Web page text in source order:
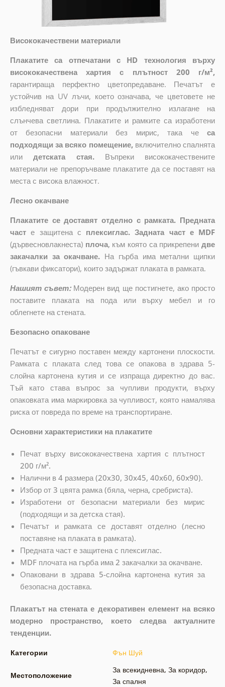
Висококачествени материали
Плакатите са отпечатани с HD технология върху
висококачествена хартия с плътност 200 г/м²,
гарантираща перфектно цветопредаване. Печатът е
устойчив на UV лъчи, което означава, че цветовете не
избледняват дори при продължително излагане на
слънчева светлина. Плакатите и рамките са изработени
от безопасни материали без мирис, така че
са
подходящи за всяко помещение, включително спалнята
или
детската стая.
Въпреки висококачествените
материали не препоръчваме плакатите да се поставят на
места с висока влажност.
Лесно окачване
Плакатите се доставят отделно с рамката. Предната
част е защитена с плексиглас. Задната част е MDF
(дървесновлакнеста) плоча, към която са прикрепени две
закачалки за окачване. На гърба има метални щипки
(гъвкави фиксатори), които задържат плаката в рамката.
Нашият съвет: Модерен вид ще постигнете, ако просто
поставите плаката на пода или върху мебел и го
облегнете на стената.
Безопасно опаковане
Печатът е сигурно поставен между картонени плоскости.
Рамката с плаката след това се опакова в здрава 5-
слойна картонена кутия и се изпраща директно до вас.
Тъй като става въпрос за чупливи продукти, върху
опаковката има маркировка за чупливост, която намалява
риска от повреда по време на транспортиране.
Основни характеристики на плакатите
Печат върху висококачествена хартия с плътност
200 г/м².
Налични в 4 размера (20x30, 30x45, 40x60, 60x90).
Избор от 3 цвята рамка (бяла, черна, сребриста).
Изработени от безопасни материали без мирис
(подходящи и за детска стая).
Печатът и рамката се доставят отделно (лесно
поставяне на плаката в рамката).
Предната част е защитена с плексиглас.
MDF плочата на гърба има 2 закачалки за окачване.
Опаковани в здрава 5-слойна картонена кутия за
безопасна доставка.
Плакатът на стената е декоративен елемент на всяко
модерно пространство, което следва актуалните
тенденции.
Категории Фън Шуй
Местоположение
За всекидневна, За коридор,
За спалня